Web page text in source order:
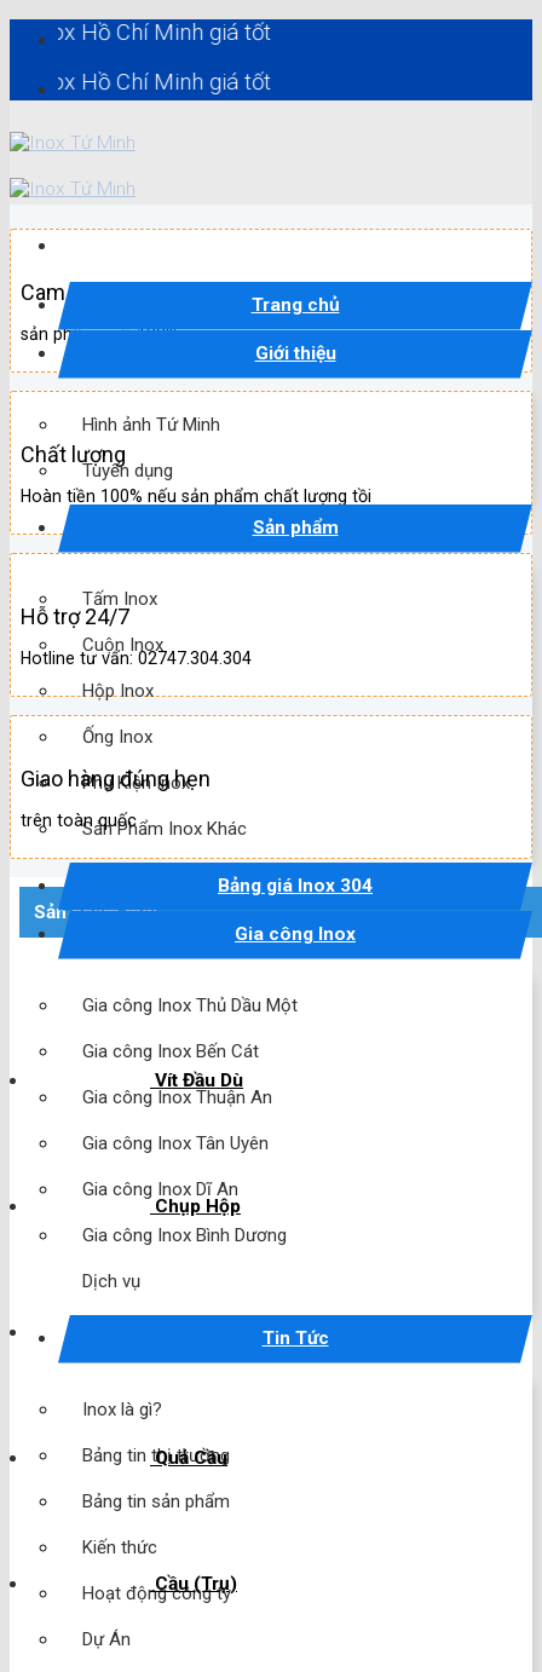
Chí Minh giá tốt
Chí Minh giá tốt
Trang chủ
Giới thiệu
Hình ảnh Tứ Minh
Tuyển dụng
Sản phẩm
Tấm Inox
Cuộn Inox
Hộp Inox
Ống Inox
Phụ Kiện Inox
Sản Phẩm Inox Khác
Bảng giá Inox 304
Gia công Inox
Gia công Inox Thủ Dầu Một
Gia công Inox Bến Cát
Gia công Inox Thuận An
Gia công Inox Tân Uyên
Gia công Inox Dĩ An
Gia công Inox Bình Dương
Dịch vụ
Tin Tức
Inox là gì?
Bảng tin thị trường
Bảng tin sản phẩm
Kiến thức
Hoạt động công ty
Dự Án
Cam kết
sản phẩm mới 100%
Chất lượng
Hoàn tiền 100% nếu sản phẩm chất lượng tồi
Hỗ trợ 24/7
Hotline tư vấn: 02747.304.304
Giao hàng đúng hẹn
trên toàn quốc
Sản phẩm mới
Vít Đầu Dù
Chụp Hộp
Quả Cầu
Cầu (Trụ)